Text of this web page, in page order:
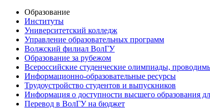
Образование
Институты
Университетский колледж
Управление образовательных программ
Волжский филиал ВолГУ
Образование за рубежом
Всероссийские студенческие олимпиады,
Информационно-образовательные ресурсы
Трудоустройство студентов и выпускников
Информация о доступности высшего образования
Перевод в ВолГУ на бюджет